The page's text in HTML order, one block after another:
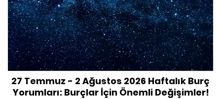
27 Temmuz - 2 Ağustos 2026 Haftalık Burç
Yorumları: Burçlar İçin Önemli Değişimler!